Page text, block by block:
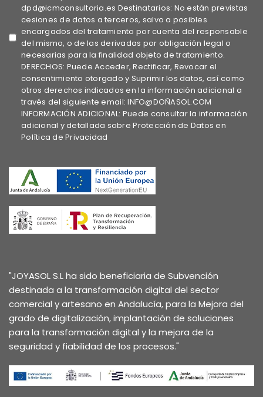
dpd@icmconsultoria.es Destinatarios: No están previstas
cesiones de datos a terceros, salvo a posibles
encargados del tratamiento por cuenta del responsable
del mismo, o de las derivadas por obligación legal o
necesarias para la finalidad objeto de tratamiento.
DERECHOS: Puede Acceder, Rectificar, Revocar el
consentimiento otorgado y Suprimir los datos, así como
otros derechos indicados en la información adicional a
través del siguiente email: INFO@DOÑASOL.COM
INFORMACIÓN ADICIONAL: Puede consultar la información
adicional y detallada sobre Protección de Datos en
Política de Privacidad
"JOYASOL S.L ha sido beneficiaria de Subvención
destinada a la transformación digital del sector
comercial y artesano en Andalucía, para la Mejora del
grado de digitalización, implantación de soluciones
para la transformación digital y la mejora de la
seguridad y fiabilidad de los procesos."